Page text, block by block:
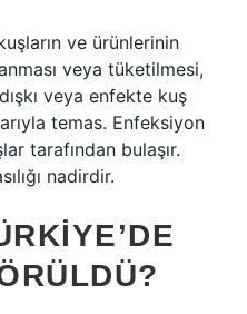
ve ürünlerinin
veya tüketilmesi,
veya enfekte kuş
temas. Enfeksiyon
tarafından bulaşır.
nadirdir.